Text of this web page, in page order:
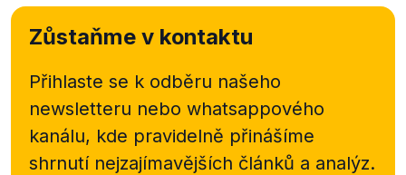
Zůstaňme v kontaktu
Přihlaste se k odběru našeho
newsletteru nebo whatsappového
kanálu, kde pravidelně přinášíme
shrnutí nejzajímavějších článků a analýz.